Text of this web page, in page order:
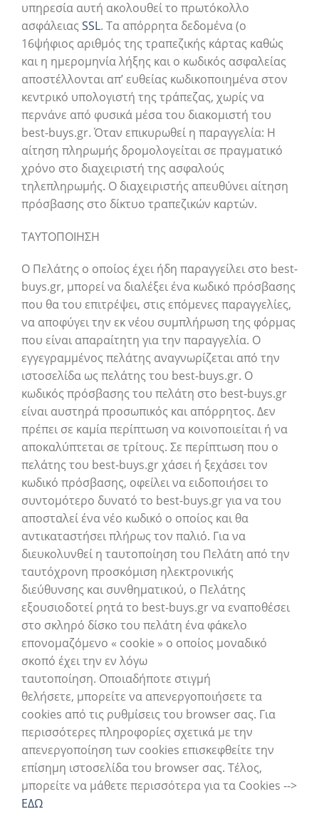
υπηρεσία αυτή ακολουθεί το πρωτόκολλο
ασφάλειας SSL. Τα απόρρητα δεδομένα (ο
16ψήφιος αριθμός της τραπεζικής κάρτας καθώς
και η ημερομηνία λήξης και ο κωδικός ασφαλείας
αποστέλλονται απ’ ευθείας κωδικοποιημένα στον
κεντρικό υπολογιστή της τράπεζας, χωρίς να
περνάνε από φυσικά μέσα του διακομιστή του
best-buys.gr. Όταν επικυρωθεί η παραγγελία: Η
αίτηση πληρωμής δρομολογείται σε πραγματικό
χρόνο στο διαχειριστή της ασφαλούς
τηλεπληρωμής. Ο διαχειριστής απευθύνει αίτηση
πρόσβασης στο δίκτυο τραπεζικών καρτών.
ΤΑΥΤΟΠΟΙΗΣΗ
Ο Πελάτης ο οποίος έχει ήδη παραγγείλει στο best-
buys.gr, μπορεί να διαλέξει ένα κωδικό πρόσβασης
που θα του επιτρέψει, στις επόμενες παραγγελίες,
να αποφύγει την εκ νέου συμπλήρωση της φόρμας
που είναι απαραίτητη για την παραγγελία. Ο
εγγεγραμμένος πελάτης αναγνωρίζεται από την
ιστοσελίδα ως πελάτης του best-buys.gr. Ο
κωδικός πρόσβασης του πελάτη στο best-buys.gr
είναι αυστηρά προσωπικός και απόρρητος. Δεν
πρέπει σε καμία περίπτωση να κοινοποιείται ή να
αποκαλύπτεται σε τρίτους. Σε περίπτωση που ο
πελάτης του best-buys.gr χάσει ή ξεχάσει τον
κωδικό πρόσβασης, οφείλει να ειδοποιήσει το
συντομότερο δυνατό το best-buys.gr για να του
αποσταλεί ένα νέο κωδικό ο οποίος και θα
αντικαταστήσει πλήρως τον παλιό. Για να
διευκολυνθεί η ταυτοποίηση του Πελάτη από την
ταυτόχρονη προσκόμιση ηλεκτρονικής
διεύθυνσης και συνθηματικού, ο Πελάτης
εξουσιοδοτεί ρητά το best-buys.gr να εναποθέσει
στο σκληρό δίσκο του πελάτη ένα φάκελο
επονομαζόμενο « cookie » ο οποίος μοναδικό
σκοπό έχει την εν λόγω
ταυτοποίηση. Οποιαδήποτε στιγμή
θελήσετε, μπορείτε να απενεργοποιήσετε τα
cookies από τις ρυθμίσεις του browser σας. Για
περισσότερες πληροφορίες σχετικά με την
απενεργοποίηση των cookies επισκεφθείτε την
επίσημη ιστοσελίδα του browser σας. Τέλος,
μπορείτε να μάθετε περισσότερα για τα Cookies -->
ΕΔΩ